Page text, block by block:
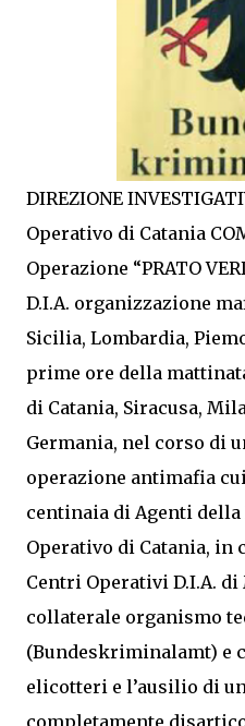
DIREZIONE
Operativo di Catania
Operazione “PRATO
D.I.A. organizzazione
Sicilia, Lombardia,
prime ore della
di Catania, Siracusa,
Germania, nel corso di
operazione antimafia
centinaia di Agenti della
Operativo di Catania, in
Centri Operativi D.I.A.
collaterale organismo
(Bundeskriminalamt) e
elicotteri e l’ausilio di
completamente